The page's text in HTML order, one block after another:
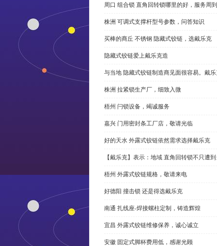
周口 组合锁 直角回转锁哪里的好，服务周到
株洲 可调式支撑杆型号参数，问答知识
买棒的商丘 不锈钢 隐藏式铰链，选戴乐克
隐藏式铰链爱上戴乐克造
与当地 隐藏式铰链制造商见面很容易。戴
株洲 拉紧锁生产厂，细致入微
梧州 闩锁设备，竭诚服务
嘉兴 门用密封条工厂店，敬请光临
好的天水 外露式铰链依然需求选择戴乐克
【戴乐克】表示：地域 直角回转锁不只遭
梧州 外露式铰链规格，敬请来电
好德阳 撞击锁 还是得选戴乐克
南通 扎线座-焊接螺柱定制，铸造辉煌
宜昌 外露式铰链维修保养，诚心诚立
安徽 固定式脚杯费用低，感谢光顾